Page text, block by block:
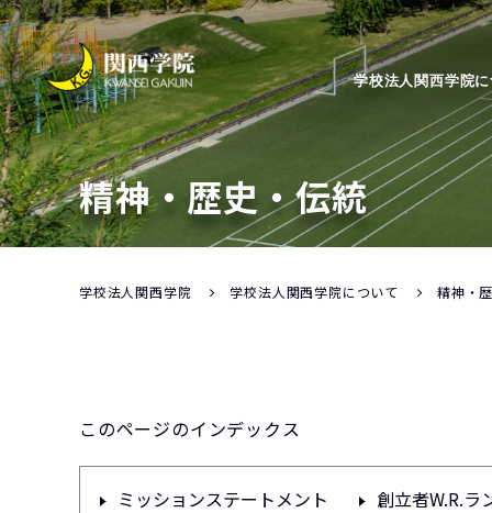
学校法人関西学院
精神・歴史・伝統
学校法人関西学院 学校法人関西学院について 精神・
このページのインデックス
ミッションステートメント
創立者W.R.ラ